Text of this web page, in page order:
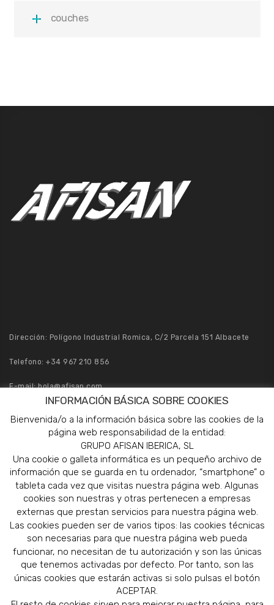
couches
Dirección: Polígono Industrial Romica, C/2 Parcela 151 Albacete
Telefono: +34 967 210 856
E-mail:hola@afisan.com
INFORMACIÓN BÁSICA SOBRE COOKIES
Bienvenida/o a la información básica sobre las cookies de la
página web responsabilidad de la entidad:
GRUPO AFISAN IBERICA, SL
Una cookie o galleta informática es un pequeño archivo de
información que se guarda en tu ordenador, “smartphone” o
tableta cada vez que visitas nuestra página web. Algunas
cookies son nuestras y otras pertenecen a empresas
externas que prestan servicios para nuestra página web.
Las cookies pueden ser de varios tipos: las cookies técnicas
son necesarias para que nuestra página web pueda
funcionar, no necesitan de tu autorización y son las únicas
que tenemos activadas por defecto. Por tanto, son las
únicas cookies que estarán activas si solo pulsas el botón
ACEPTAR.